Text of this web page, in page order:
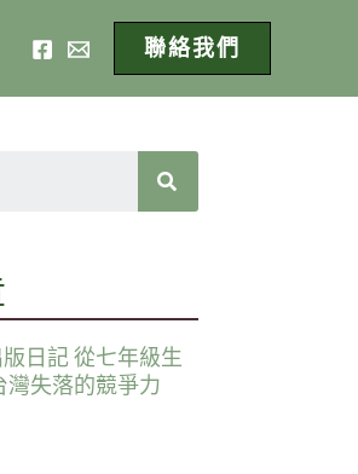
聯絡我們
日記 從七年級生
灣失落的競爭力